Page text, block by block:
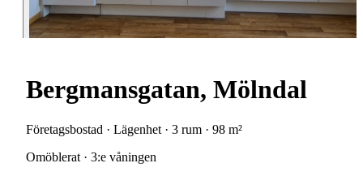
Bergmansgatan, Mölndal
Företagsbostad · Lägenhet · 3 rum · 98 m²
Omöblerat · 3:e våningen